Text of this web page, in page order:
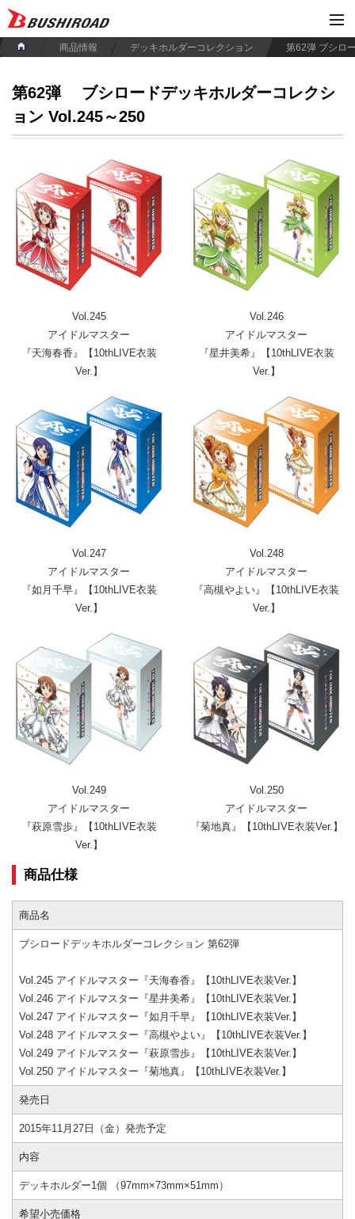
商品情報 デッキホルダーコレクション
第62弾
ブシロードデッキホルダーコレクシ
ョン Vol.245～250
Vol.245
アイドルマスター
『天海春香』【10thLIVE衣装
Ver.】
Vol.246
アイドルマスター
『星井美希』【10thLIVE衣装
Ver.】
Vol.247
アイドルマスター
『如月千早』【10thLIVE衣装
Ver.】
Vol.248
アイドルマスター
『高槻やよい』【10thLIVE衣装
Ver.】
Vol.249
アイドルマスター
『萩原雪歩』【10thLIVE衣装
Ver.】
Vol.250
アイドルマスター
『菊地真』【10thLIVE衣装Ver.】
商品仕様
商品名
ブシロードデッキホルダーコレクション 第62弾
Vol.245 アイドルマスター『天海春香』【10thLIVE衣装Ver.】
Vol.246 アイドルマスター『星井美希』【10thLIVE衣装Ver.】
Vol.247 アイドルマスター『如月千早』【10thLIVE衣装Ver.】
Vol.248 アイドルマスター『高槻やよい』【10thLIVE衣装Ver.】
Vol.249 アイドルマスター『萩原雪歩』【10thLIVE衣装Ver.】
Vol.250 アイドルマスター『菊地真』【10thLIVE衣装Ver.】
発売日
2015年11月27日（金）発売予定
内容
デッキホルダー1個 （97mm×73mm×51mm）
希望小売価格